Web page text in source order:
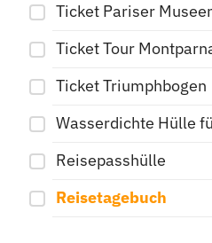
Ticket Pariser
Ticket Tour
Ticket Triumphbogen
Wasserdichte Hülle
Reisepasshülle
Reisetagebuch